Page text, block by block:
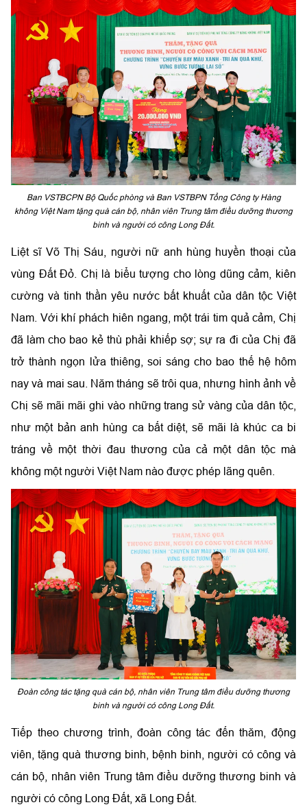
Ban VSTBCPN Bộ Quốc phòng và Ban VSTBPN Tổng Công ty Hàng
không Việt Nam tặng quà cán bộ, nhân viên Trung tâm điều dưỡng thương
binh và người có công Long Đất.
Liệt sĩ Võ Thị Sáu, người nữ anh hùng huyền thoại của
vùng Đất Đỏ. Chị là biểu tượng cho lòng dũng cảm, kiên
cường và tinh thần yêu nước bất khuất của dân tộc Việt
Nam. Với khí phách hiên ngang, một trái tim quả cảm, Chị
đã làm cho bao kẻ thù phải khiếp sợ; sự ra đi của Chị đã
trở thành ngọn lửa thiêng, soi sáng cho bao thế hệ hôm
nay và mai sau. Năm tháng sẽ trôi qua, nhưng hình ảnh về
Chị sẽ mãi mãi ghi vào những trang sử vàng của dân tộc,
như một bản anh hùng ca bất diệt, sẽ mãi là khúc ca bi
tráng về một thời đau thương của cả một dân tộc mà
không một người Việt Nam nào được phép lãng quên.
Đoàn công tác tặng quà cán bộ, nhân viên Trung tâm điều dưỡng thương
binh và người có công Long Đất.
Tiếp theo chương trình, đoàn công tác đến thăm, động
viên, tặng quà thương binh, bệnh binh, người có công và
cán bộ, nhân viên Trung tâm điều dưỡng thương binh và
người có công Long Đất, xã Long Đất.